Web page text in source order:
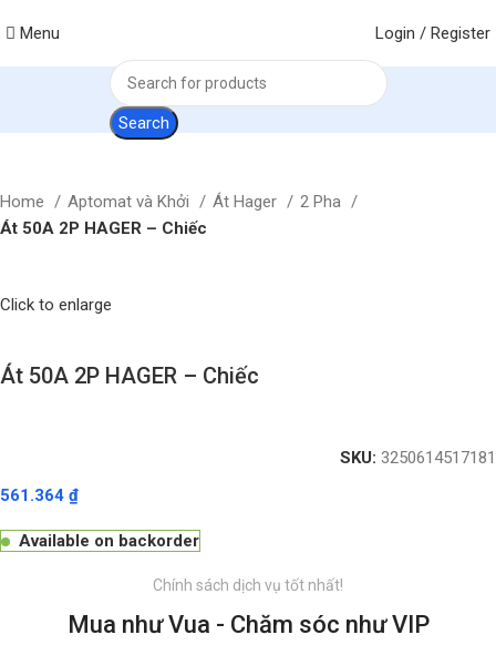
Menu Login / Register
Search
Home Aptomat và Khởi Át Hager
2 Pha
Át 50A 2P HAGER – Chiếc
Click to enlarge
Át 50A 2P HAGER – Chiếc
SKU: 3250614517181
561.364₫
Available on backorder
Chính sách dịch vụ tốt nhất!
Mua như Vua - Chăm sóc như VIP